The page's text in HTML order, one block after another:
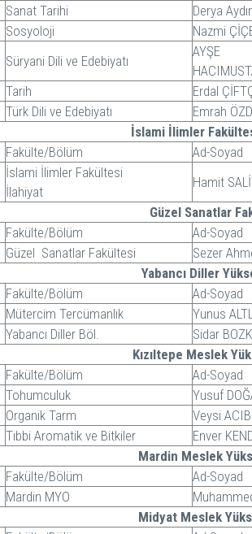
Sanat Tarihi
Derya
Sosyoloji
Nazmi
Süryani Dili ve Edebiyatı
AYŞE
Tarih
Erdal
Türk Dili ve Edebiyatı
Emrah
İslami İlimler
Fakülte/Bölüm
Ad-Soyad
İslami İlimler Fakültesi
İlahiyat
Hamit
Güzel Sanatlar
Fakülte/Bölüm
Ad-Soyad
Güzel Sanatlar Fakültesi
Sezer
Yabancı Diller
Fakülte/Bölüm
Ad-Soyad
Mütercim Tercümanlık
Yunus
Yabancı Diller Böl.
Sidar
Kızıltepe Meslek
Fakülte/Bölüm
Ad-Soyad
Tohumculuk
Yusuf
Organik Tarm
Veysi
Tıbbi Aromatik ve Bitkiler
Enver
Mardin Meslek
Fakülte/Bölüm
Ad-Soyad
Mardin MYO
Midyat Meslek